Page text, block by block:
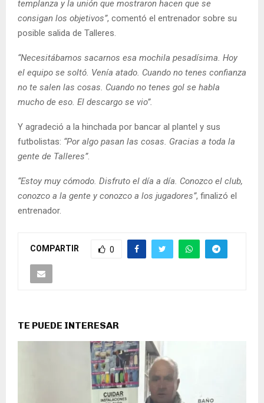
templanza y la unión que mostraron hacen que se
consigan los objetivos”, comentó el entrenador sobre su
posible salida de Talleres.
“Necesitábamos sacarnos esa mochila pesadísima. Hoy
el equipo se soltó. Venía atado. Cuando no tenes confianza
no te salen las cosas. Cuando no tenes gol se habla
mucho de eso. El descargo se vio”.
Y agradeció a la hinchada por bancar al plantel y sus
futbolistas: “Por algo pasan las cosas. Gracias a toda la
gente de Talleres”.
“Estoy muy cómodo. Disfruto el día a día. Conozco el club,
conozco a la gente y conozco a los jugadores”, finalizó el
entrenador.
COMPARTIR 0
TE PUEDE INTERESAR